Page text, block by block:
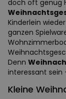
doch oft genug
Kinderlein
ganzen
Denn
interessant sein
Kleine